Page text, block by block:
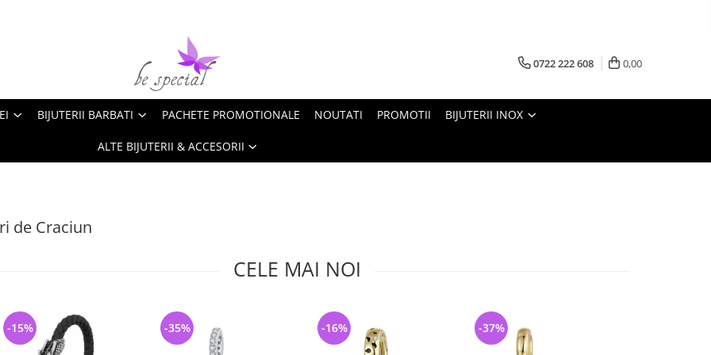
0722 222 608 0,00
BIJUTERII BARBATI PACHETE PROMOTIONALE NOUTATI PROMOTII BIJUTERII INOX
ALTE BIJUTERII & ACCESORII
de Craciun
CELE MAI NOI
-15% -35% -16% -37%